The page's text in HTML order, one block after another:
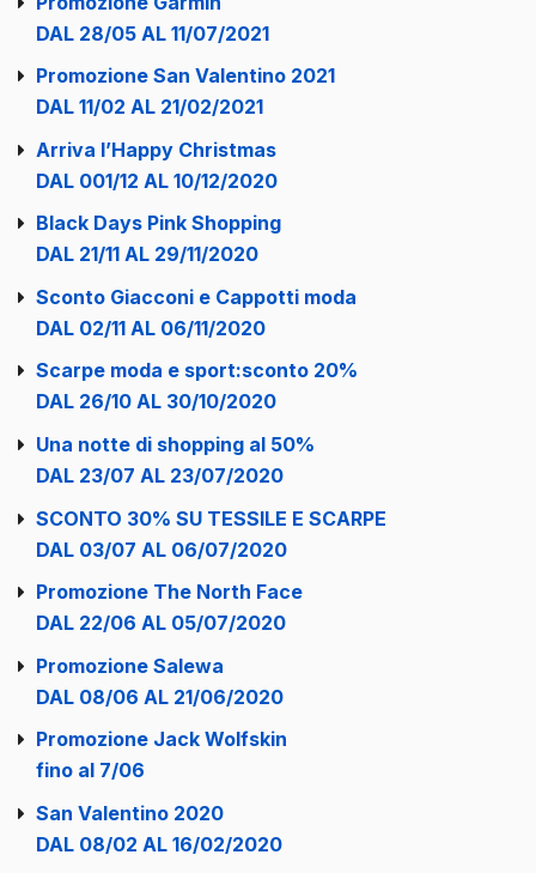
DAL 28/05 AL 11/07/2021
Promozione San Valentino 2021
DAL 11/02 AL 21/02/2021
Arriva l’Happy Christmas
DAL 001/12 AL 10/12/2020
Black Days Pink Shopping
DAL 21/11 AL 29/11/2020
Sconto Giacconi e Cappotti moda
DAL 02/11 AL 06/11/2020
Scarpe moda e sport:sconto 20%
DAL 26/10 AL 30/10/2020
Una notte di shopping al 50%
DAL 23/07 AL 23/07/2020
SCONTO 30% SU TESSILE E SCARPE
DAL 03/07 AL 06/07/2020
Promozione The North Face
DAL 22/06 AL 05/07/2020
Promozione Salewa
DAL 08/06 AL 21/06/2020
Promozione Jack Wolfskin
fino al 7/06
San Valentino 2020
DAL 08/02 AL 16/02/2020